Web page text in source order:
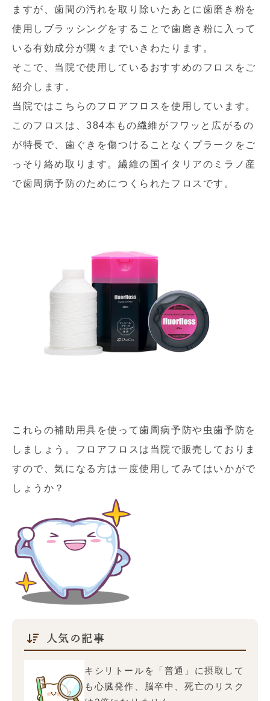
ますが、歯間の汚れを取り除いたあとに歯磨き粉を
使用しブラッシングをすることで歯磨き粉に入って
いる有効成分が隅々までいきわたります。
そこで、当院で使用しているおすすめのフロスをご
紹介します。
当院ではこちらのフロアフロスを使用しています。
このフロスは、384本もの繊維がフワッと広がるの
が特長で、歯ぐきを傷つけることなくプラークをご
っそり絡め取ります。繊維の国イタリアのミラノ産
で歯周病予防のためにつくられたフロスです。
これらの補助用具を使って歯周病予防や虫歯予防を
しましょう。フロアフロスは当院で販売しておりま
すので、気になる方は一度使用してみてはいかがで
しょうか？
人気の記事
キシリトールを「普通」に摂取して
も心臓発作、脳卒中、死亡のリスク